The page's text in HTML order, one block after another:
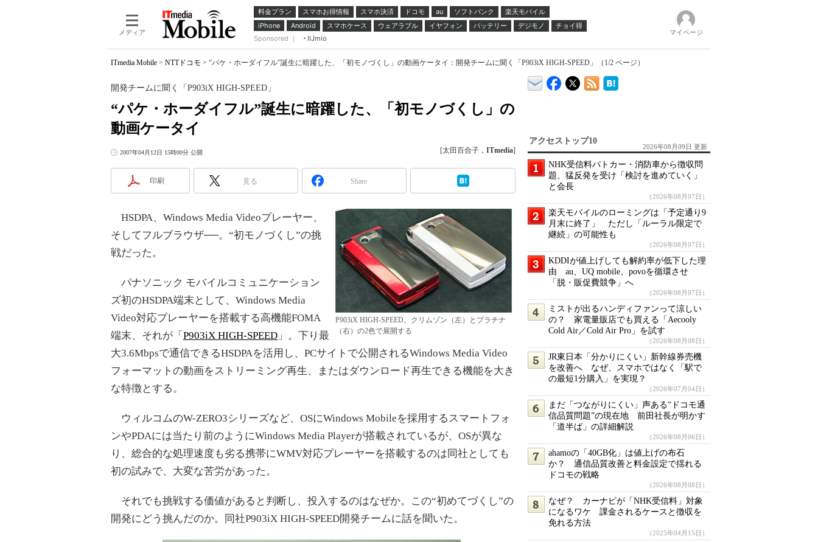
メディア
料金プラン スマホお得情報 スマホ決済 ドコモ au ソフトバンク
楽天モバイル
iPhone
Android スマホケース ウェアラブル イヤフォン バッテリー デジモノ
チョイ得
Sponsored ｜
IIJmio
マイページ
ITmedia Mobile > NTTドコモ > “パケ・ホーダイフル”誕生に暗躍した、「初モノづくし」の動画ケータイ：開発チームに聞く「P903iX HIGH-SPEED」（1/2 ページ）
“パケ・ホーダイフル”誕生に暗躍した、「初モノづくし」の
動画ケータイ
開発チームに聞く「P903iX HIGH-SPEED」
2007年04月12日 15時00分 公開 [太田百合子， ITmedia]
印刷 見る Share
P903iX HIGH-SPEED。クリムゾン（左）とプラチナ
（右）の2色で展開する
HSDPA、Windows Media Videoプレーヤー、
そしてフルブラウザ──。“初モノづくし”の挑
戦だった。
パナソニック モバイルコミュニケーション
ズ初のHSDPA端末として、Windows Media
Video対応プレーヤーを搭載する高機能FOMA
端末、それが「 P903iX HIGH-SPEED 」。下り最
大3.6Mbpsで通信できるHSDPAを活用し、PCサイトで公開されるWindows Media Video
フォーマットの動画をストリーミング再生、またはダウンロード再生できる機能を大き
な特徴とする。
ウィルコムのW-ZERO3シリーズなど、OSにWindows Mobileを採用するスマートフォ
ンやPDAには当たり前のようにWindows Media Playerが搭載されているが、OSが異な
り、総合的な処理速度も劣る携帯にWMV対応プレーヤーを搭載するのは同社としても
初の試みで、大変な苦労があった。
それでも挑戦する価値があると判断し、投入するのはなぜか。この“初めてづくし”の
開発にどう挑んだのか。同社P903iX HIGH-SPEED開発チームに話を聞いた。
アクセストップ10
2026年08月09日 更新
NHK受信料パトカー・消防車から徴収問
題、猛反発を受け「検討を進めていく」
と会長
（2026年08月07日）
楽天モバイルのローミングは「予定通り9
月末に終了」 ただし「ルーラル限定で
継続」の可能性も
（2026年08月07日）
KDDIが値上げしても解約率が低下した理
由 au、UQ mobile、povoを循環させ
「脱・販促費競争」へ
（2026年08月07日）
ミストが出るハンディファンって涼しい
の？ 家電量販店でも買える「Aecooly
Cold Air／Cold Air Pro」を試す
（2026年08月08日）
JR東日本「分かりにくい」新幹線券売機
を改善へ なぜ、スマホではなく「駅で
の最短1分購入」を実現？
（2026年07月04日）
まだ「つながりにくい」声ある“ドコモ通
信品質問題”の現在地 前田社長が明かす
「道半ば」の詳細解説
（2026年08月06日）
ahamoの「40GB化」は値上げの布石
か？ 通信品質改善と料金設定で揺れる
ドコモの戦略
（2026年08月08日）
なぜ？ カーナビが「NHK受信料」対象
になるワケ 課金されるケースと徴収を
免れる方法
（2025年04月15日）